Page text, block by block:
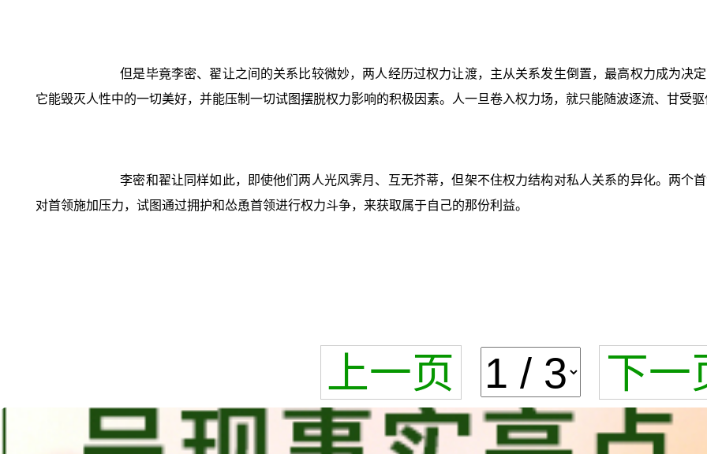
但是毕竟李密、翟让之间的关系比较微妙，两人经历过权力让渡，主从关系发生倒置，最高权力成为决
它能毁灭人性中的一切美好，并能压制一切试图摆脱权力影响的积极因素。人一旦卷入权力场，就只能随波逐流、甘受
李密和翟让同样如此，即使他们两人光风霁月、互无芥蒂，但架不住权力结构对私人关系的异化。两个
对首领施加压力，试图通过拥护和怂恿首领进行权力斗争，来获取属于自己的那份利益。
上一页 下一